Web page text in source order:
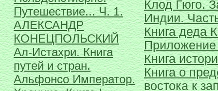
Путешествие... Ч. 1.
АЛЕКСАНДР
КОНЕЦПОЛЬСКИЙ
Ал-Истахри. Книга
путей и стран.
Альфонсо Император.
Клод Гюго.
Индии.
Книга деда
Книга
Книга о
востока к